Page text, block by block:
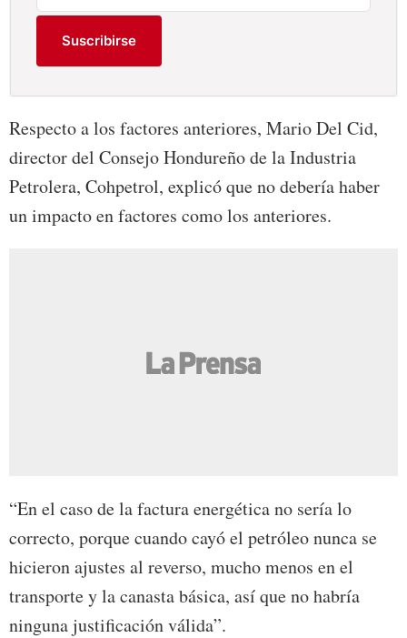
Suscribirse
Respecto a los factores anteriores, Mario Del Cid,
director del Consejo Hondureño de la Industria
Petrolera, Cohpetrol, explicó que no debería haber
un impacto en factores como los anteriores.
“En el caso de la factura energética no sería lo
correcto, porque cuando cayó el petróleo nunca se
hicieron ajustes al reverso, mucho menos en el
transporte y la canasta básica, así que no habría
ninguna justificación válida”.